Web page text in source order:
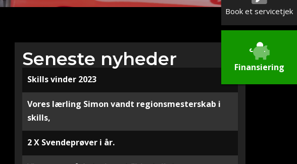
Seneste nyheder
Skills vinder 2023
Vores lærling Simon vandt regionsmesterskab i
skills,
2 X Svendeprøver i år.
Finansiering
Book et servicetjek